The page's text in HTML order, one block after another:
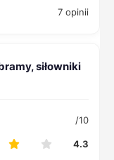
7 opinii
/10
4.3